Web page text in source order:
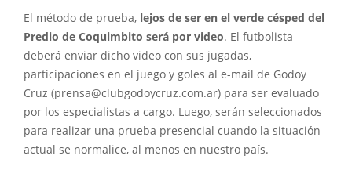
El método de prueba, lejos de ser en el verde césped del
Predio de Coquimbito será por video. El futbolista
deberá enviar dicho video con sus jugadas,
participaciones en el juego y goles al e-mail de Godoy
Cruz (prensa@clubgodoycruz.com.ar) para ser evaluado
por los especialistas a cargo. Luego, serán seleccionados
para realizar una prueba presencial cuando la situación
actual se normalice, al menos en nuestro país.